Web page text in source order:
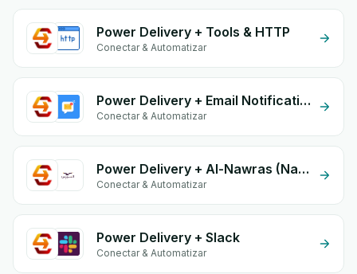
Power Delivery + Tools & HTTP
Conectar & Automatizar
Power Delivery + Email Notifications by eGrow
Conectar & Automatizar
Power Delivery + Al-Nawras (Nawris)
Conectar & Automatizar
Power Delivery + Slack
Conectar & Automatizar